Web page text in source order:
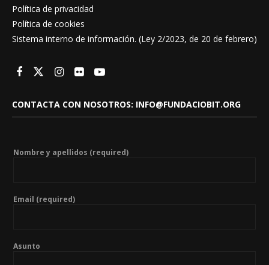
Política de privacidad
Política de cookies
Sistema interno de información. (Ley 2/2023, de 20 de febrero)
CONTACTA CON NOSOTROS: INFO@FUNDACIOBIT.ORG
Nombre y apellidos (required)
Email (required)
Asunto